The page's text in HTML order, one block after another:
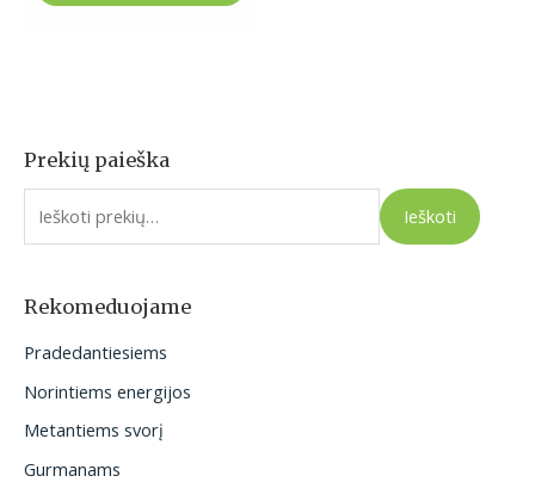
Prekių paieška
I
e
o
:
Ieškoti
Rekomeduojame
Pradedantiesiems
Norintiems energijos
Metantiems svorį
Gurmanams